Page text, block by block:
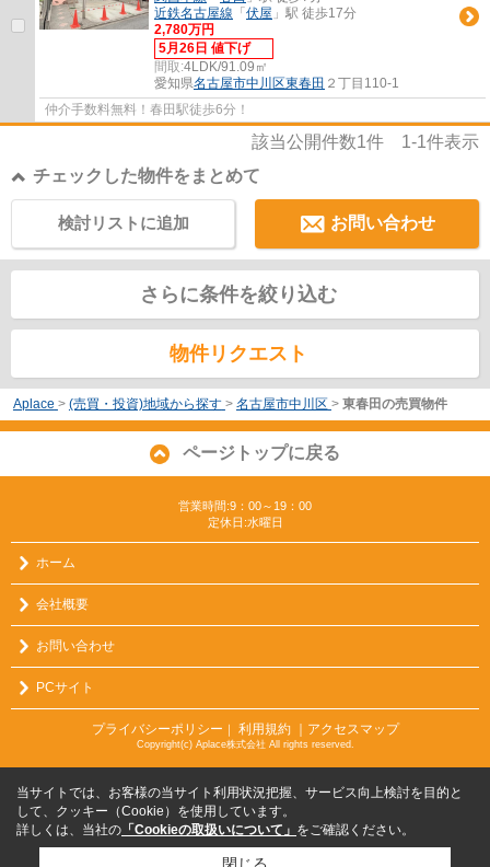
近鉄名古屋線 「 伏屋 」駅 徒歩17分
2,780万円
5月26日 値下げ
間取:4LDK/91.09㎡
愛知県名古屋市中川区東春田 ２丁目110-1
仲介手数料無料！春田駅徒歩6分！
該当公開件数1件 1-1件表示
チェックした物件をまとめて
お問い合わせ
検討リストに追加
さらに条件を絞り込む
物件リクエスト
Aplace > (売買・投資)地域から探す > 名古屋市中川区 > 東春田の売買物件
ページトップに戻る
営業時間:9：00～19：00
定休日:水曜日
ホーム
会社概要
お問い合わせ
PCサイト
プライバシーポリシー ｜ 利用規約 ｜アクセスマップ
Copyright(c) Aplace株式会社 All rights reserved.
当サイトでは、お客様の当サイト利用状況把握、サービス向上検討を目的と
して、クッキー（Cookie）を使用しています。
詳しくは、当社の 「Cookieの取扱いについて」 をご確認ください。